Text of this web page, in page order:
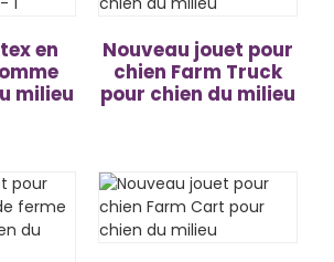
en
milieu
Nouveau jouet pour
chien Farm Truck
pour chien du milieu